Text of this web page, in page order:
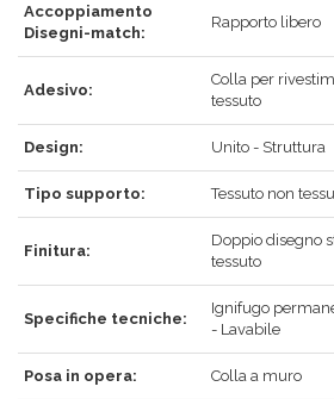
Accoppiamento
Disegni-match:
Rapporto libero
Adesivo:
Colla per
tessuto
Design: Unito - Struttura
Tipo supporto: Tessuto non
Finitura:
Doppio disegno
tessuto
Specifiche tecniche:
Ignifugo
- Lavabile
Posa in opera: Colla a muro